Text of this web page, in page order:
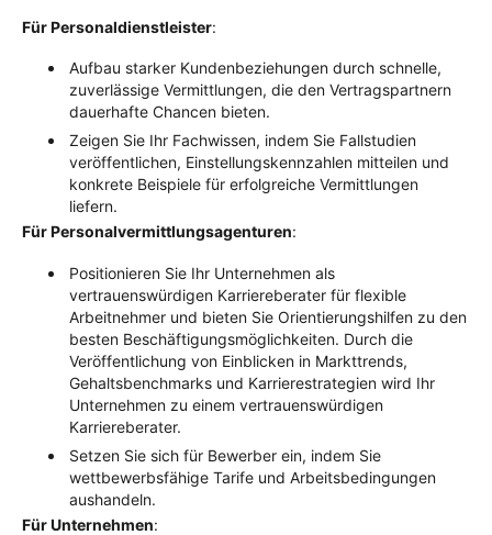
Für Personaldienstleister:
Aufbau starker Kundenbeziehungen durch schnelle,
zuverlässige Vermittlungen, die den Vertragspartnern
dauerhafte Chancen bieten.
Zeigen Sie Ihr Fachwissen, indem Sie Fallstudien
veröffentlichen, Einstellungskennzahlen mitteilen und
konkrete Beispiele für erfolgreiche Vermittlungen
liefern.
Für Personalvermittlungsagenturen:
Positionieren Sie Ihr Unternehmen als
vertrauenswürdigen Karriereberater für flexible
Arbeitnehmer und bieten Sie Orientierungshilfen zu den
besten Beschäftigungsmöglichkeiten. Durch die
Veröffentlichung von Einblicken in Markttrends,
Gehaltsbenchmarks und Karrierestrategien wird Ihr
Unternehmen zu einem vertrauenswürdigen
Karriereberater.
Setzen Sie sich für Bewerber ein, indem Sie
wettbewerbsfähige Tarife und Arbeitsbedingungen
aushandeln.
Für Unternehmen: